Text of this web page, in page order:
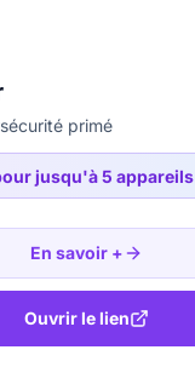
primé
jusqu'à 5 appareils
En savoir +
Ouvrir le lien